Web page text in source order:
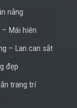
nắng
Mái hiên
– Lan can sắt
đẹp
trang trí